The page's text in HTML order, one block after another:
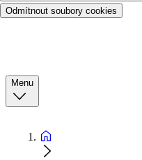
Odmítnout soubory cookies
Menu